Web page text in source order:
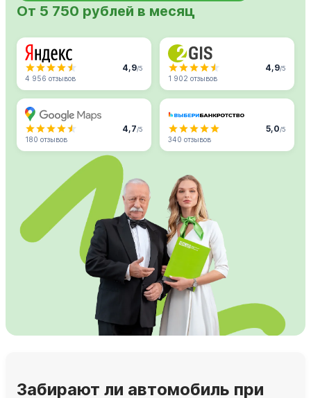
От 5 750 рублей в месяц
4,9/5
4 956 отзывов
4,9/5
1 902 отзывов
4,7/5
180 отзывов
5,0/5
340 отзывов
Забирают ли автомобиль при